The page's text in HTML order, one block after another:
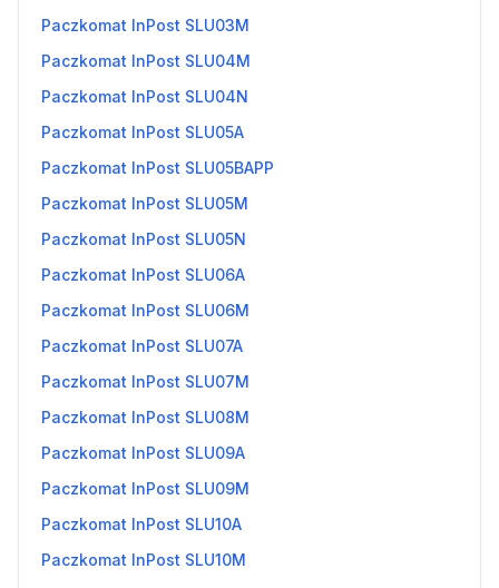
Paczkomat InPost SLU03M
Paczkomat InPost SLU04M
Paczkomat InPost SLU04N
Paczkomat InPost SLU05A
Paczkomat InPost SLU05BAPP
Paczkomat InPost SLU05M
Paczkomat InPost SLU05N
Paczkomat InPost SLU06A
Paczkomat InPost SLU06M
Paczkomat InPost SLU07A
Paczkomat InPost SLU07M
Paczkomat InPost SLU08M
Paczkomat InPost SLU09A
Paczkomat InPost SLU09M
Paczkomat InPost SLU10A
Paczkomat InPost SLU10M